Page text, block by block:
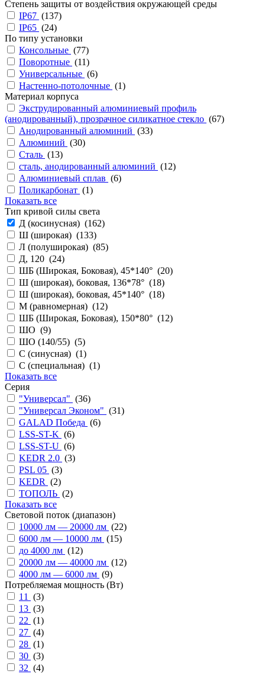
Степень защиты от воздействия окружающей среды
IP67 (137)
IP65 (24)
По типу установки
Консольные (77)
Поворотные (11)
Универсальные (6)
Настенно-потолочные (1)
Материал корпуса
Экструдированный алюминиевый профиль
(анодированный), прозрачное силикатное стекло (67)
Анодированный алюминий (33)
Алюминий (30)
Сталь (13)
сталь, анодированный алюминий (12)
Алюминиевый сплав (6)
Поликарбонат (1)
Показать все
Тип кривой силы света
Д (косинусная) (162)
Ш (широкая) (133)
Л (полуширокая) (85)
Д, 120 (24)
ШБ (Широкая, Боковая), 45*140° (20)
Ш (широкая), боковая, 136*78° (18)
Ш (широкая), боковая, 45*140° (18)
М (равномерная) (12)
ШБ (Широкая, Боковая), 150*80° (12)
ШО (9)
ШО (140/55) (5)
С (синусная) (1)
С (специальная) (1)
Показать все
Серия
"Универсал" (36)
"Универсал Эконом" (31)
GALAD Победа (6)
LSS-ST-K (6)
LSS-ST-U (6)
KEDR 2.0 (3)
PSL 05 (3)
KEDR (2)
ТОПОЛЬ (2)
Показать все
Cветовой поток (диапазон)
10000 лм — 20000 лм (22)
6000 лм — 10000 лм (15)
до 4000 лм (12)
20000 лм — 40000 лм (12)
4000 лм — 6000 лм (9)
Потребляемая мощность (Вт)
11
(3)
13 (3)
22 (1)
27 (4)
28 (1)
30 (3)
32 (4)